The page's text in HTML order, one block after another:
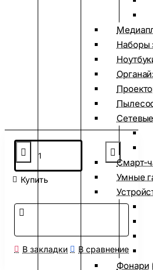
Наборы
Смарт-
Умные
Фонари
Купить
В закладки В сравнение